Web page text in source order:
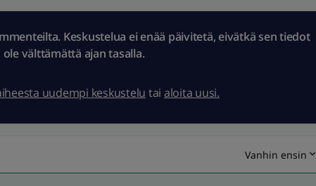
Keskustelua ei enää päivitetä, eivätkä sen tiedot
ole välttämättä ajan tasalla.
uudempi keskustelu tai aloita uusi.
Vanhin ensin